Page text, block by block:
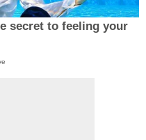
secret to feeling your